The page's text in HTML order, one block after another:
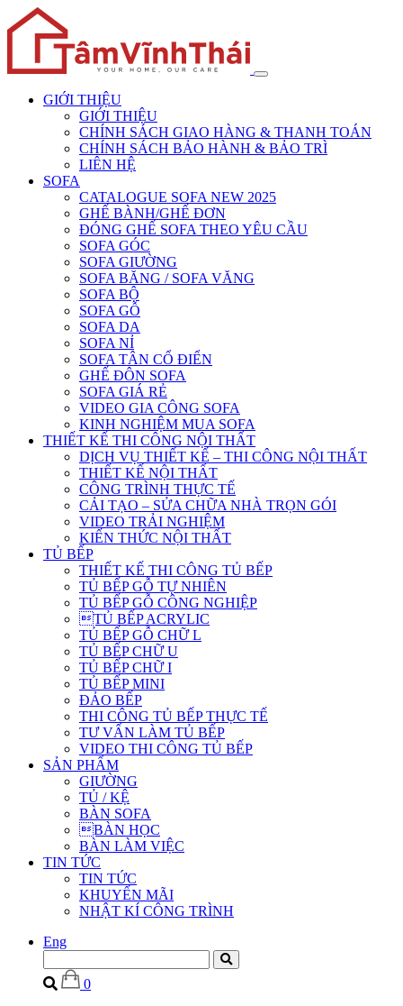
GIỚI THIỆU
GIỚI THIỆU
CHÍNH SÁCH GIAO HÀNG & THANH TOÁN
CHÍNH SÁCH BẢO HÀNH & BẢO TRÌ
LIÊN HỆ
SOFA
CATALOGUE SOFA NEW 2025
GHẾ BÀNH/GHẾ ĐƠN
ĐÓNG GHẾ SOFA THEO YÊU CẦU
SOFA GÓC
SOFA GIƯỜNG
SOFA BĂNG / SOFA VĂNG
SOFA BỘ
SOFA GỖ
SOFA DA
SOFA NỈ
SOFA TÂN CỔ ĐIỂN
GHẾ ĐÔN SOFA
SOFA GIÁ RẺ
VIDEO GIA CÔNG SOFA
KINH NGHIỆM MUA SOFA
THIẾT KẾ THI CÔNG NỘI THẤT
DỊCH VỤ THIẾT KẾ – THI CÔNG NỘI THẤT
THIẾT KẾ NỘI THẤT
CÔNG TRÌNH THỰC TẾ
CẢI TẠO – SỬA CHỮA NHÀ TRỌN GÓI
VIDEO TRẢI NGHIỆM
KIẾN THỨC NỘI THẤT
TỦ BẾP
THIẾT KẾ THI CÔNG TỦ BẾP
TỦ BẾP GỖ TỰ NHIÊN
TỦ BẾP GỖ CÔNG NGHIỆP
TỦ BẾP ACRYLIC
TỦ BẾP GỖ CHỮ L
TỦ BẾP CHỮ U
TỦ BẾP CHỮ I
TỦ BẾP MINI
ĐẢO BẾP
THI CÔNG TỦ BẾP THỰC TẾ
TƯ VẤN LÀM TỦ BẾP
VIDEO THI CÔNG TỦ BẾP
SẢN PHẨM
GIƯỜNG
TỦ / KỆ
BÀN SOFA
BÀN HỌC
BÀN LÀM VIỆC
TIN TỨC
TIN TỨC
KHUYẾN MÃI
NHẬT KÍ CÔNG TRÌNH
Eng
0